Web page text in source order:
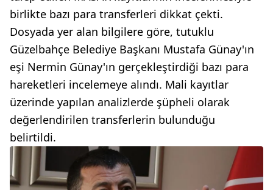
birlikte bazı para transferleri dikkat çekti.
Dosyada yer alan bilgilere göre, tutuklu
Güzelbahçe Belediye Başkanı Mustafa Günay'ın
eşi Nermin Günay'ın gerçekleştirdiği bazı para
hareketleri incelemeye alındı. Mali kayıtlar
üzerinde yapılan analizlerde şüpheli olarak
değerlendirilen transferlerin bulunduğu
belirtildi.